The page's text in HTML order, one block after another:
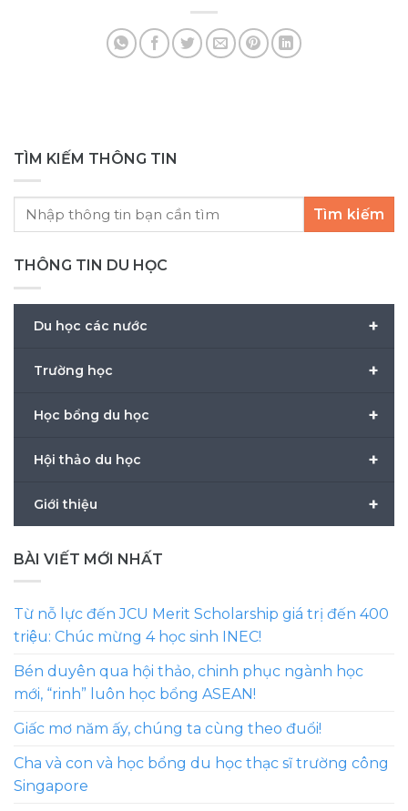
chưa? Thông tin học bổng [...]
TÌM KIẾM THÔNG TIN
Tìm kiếm
THÔNG TIN DU HỌC
+
Du học các nước
+
Trường học
+
Học bổng du học
+
Hội thảo du học
+
Giới thiệu
BÀI VIẾT MỚI NHẤT
Từ nỗ lực đến JCU Merit Scholarship giá trị đến 400
triệu: Chúc mừng 4 học sinh INEC!
Bén duyên qua hội thảo, chinh phục ngành học
mới, “rinh” luôn học bổng ASEAN!
Giấc mơ năm ấy, chúng ta cùng theo đuổi!
Cha và con và học bổng du học thạc sĩ trường công
Singapore